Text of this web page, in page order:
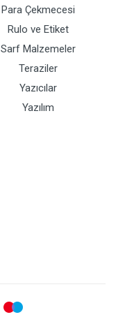
Para Çekmecesi
Rulo ve Etiket
Sarf Malzemeler
Teraziler
Yazıcılar
Yazılım